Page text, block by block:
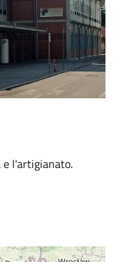
l'artigianato.